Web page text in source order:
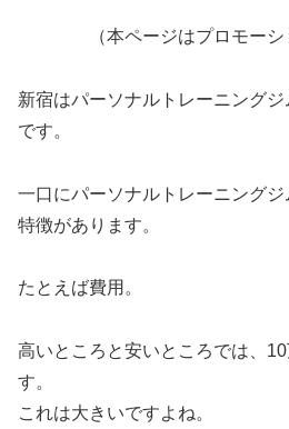
（本ページはプロモー
新宿はパーソナルトレーニング
です。
一口にパーソナルトレーニング
特徴があります。
たとえば費用。
高いところと安いところでは、
す。
これは大きいですよね。